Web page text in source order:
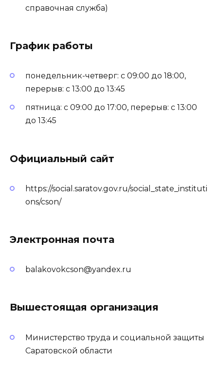
справочная служба)
График работы
понедельник-четверг: с 09:00 до 18:00,
перерыв: с 13:00 до 13:45
пятница: с 09:00 до 17:00, перерыв: с 13:00
до 13:45
Официальный сайт
https://social.saratov.gov.ru/social_state_instituti
ons/cson/
Электронная почта
balakovokcson@yandex.ru
Вышестоящая организация
Министерство труда и социальной защиты
Саратовской области